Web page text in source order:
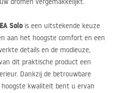
Solois een uitstekende keuze
aan het hoogste comfort en een
details en de modieuze,
dit praktische product een
Dankzij de betrouwbare
kwaliteit bent u ervan